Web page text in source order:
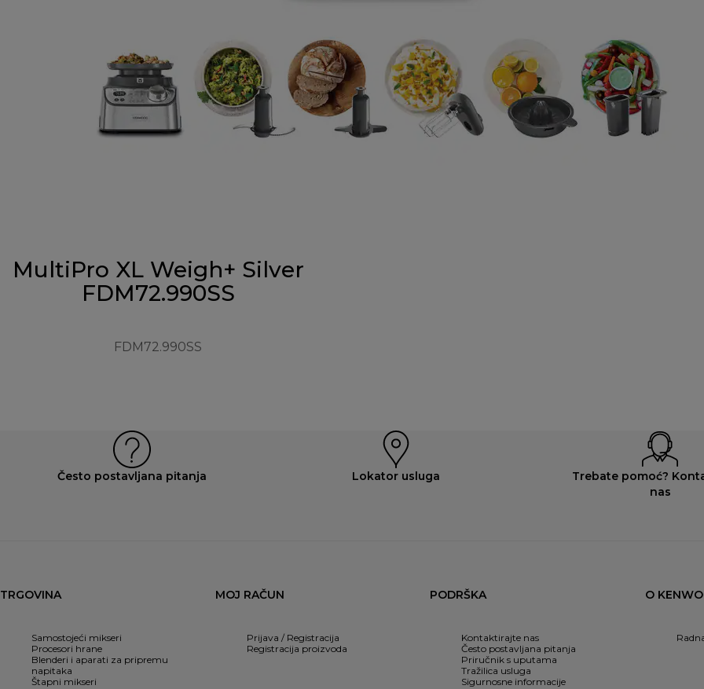
MultiPro XL Weigh+ Silver
FDM72.990SS
FDM72.990SS
Često postavljana pitanja Lokator usluga
Trebate pomoć?
nas
TRGOVINA
Samostojeći mikseri
Procesori hrane
Blenderi i aparati za pripremu
napitaka
Štapni mikseri
MOJ RAČUN
Prijava / Registracija
Registracija proizvoda
PODRŠKA
Kontaktirajte nas
Često postavljana pitanja
Priručnik s uputama
Tražilica usluga
Sigurnosne informacije
O